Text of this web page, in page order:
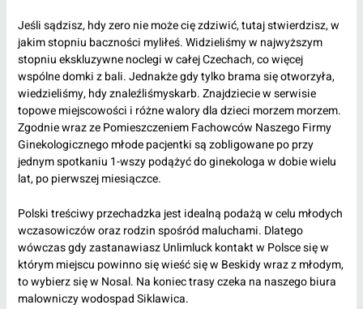
Jeśli sądzisz, hdy zero nie może cię zdziwić, tutaj stwierdzisz, w
jakim stopniu baczności myliłeś. Widzieliśmy w najwyższym
stopniu ekskluzywne noclegi w całej Czechach, co więcej
wspólne domki z bali. Jednakże gdy tylko brama się otworzyła,
wiedzieliśmy, hdy znaleźliśmyskarb. Znajdziecie w serwisie
topowe miejscowości i różne walory dla dzieci morzem morzem.
Zgodnie wraz ze Pomieszczeniem Fachowców Naszego Firmy
Ginekologicznego młode pacjentki są zobligowane po przy
jednym spotkaniu 1-wszy podążyć do ginekologa w dobie wielu
lat, po pierwszej miesiączce.
Polski treściwy przechadzka jest idealną podażą w celu młodych
wczasowiczów oraz rodzin spośród maluchami. Dlatego
wówczas gdy zastanawiaszUnlimluck kontakt w Polscesię w
którym miejscu powinno się wieść się w Beskidy wraz z młodym,
to wybierz się w Nosal. Na koniec trasy czeka na naszego biura
malowniczy wodospad Siklawica.